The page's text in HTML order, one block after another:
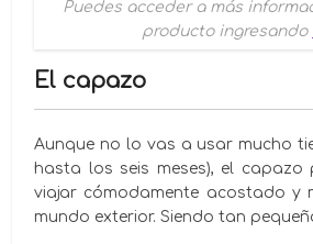
Puedes acceder a más
producto ingresando
El capazo
Aunque no lo vas a usar mucho
hasta los seis meses), el capazo
viajar cómodamente acostado y
mundo exterior. Siendo tan